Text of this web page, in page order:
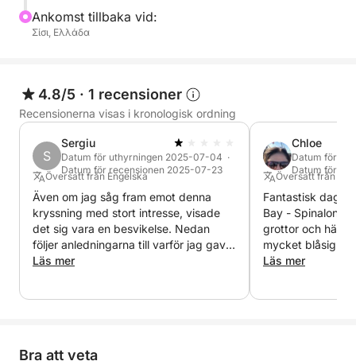
Ankomst tillbaka vid:
Σίσι, Ελλάδα
4.8/5 · 1 recensioner
Recensionerna visas i kronologisk ordning
S
Sergiu
Datum för uthyrningen 2025-07-04 ·
Datum för recensionen 2025-07-23
Översatt från Engelska
Även om jag såg fram emot denna
kryssning med stort intresse, visade
det sig vara en besvikelse. Nedan
följer anledningarna till varför jag gav
detta betyg: • Vädret var mycket
oss om att det skulle bli bra, men så
Läs mer
Chloe
Datum för
Datum för
Översatt från
Fantastisk
Bay -
grottor och härlig
mycket blåsig
utmärkt
Läs mer
Bra att veta